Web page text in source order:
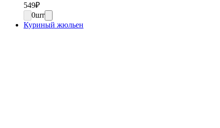
549₽
0шт
Куриный жюльен